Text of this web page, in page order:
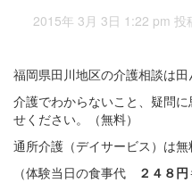
2015年 3月 3日 1:22 pm 投
福岡県田川地区の介護相談は田
介護でわからないこと、疑問
せください。（無料）
通所介護（デイサービス）は無
（体験当日の食事代
２４８円